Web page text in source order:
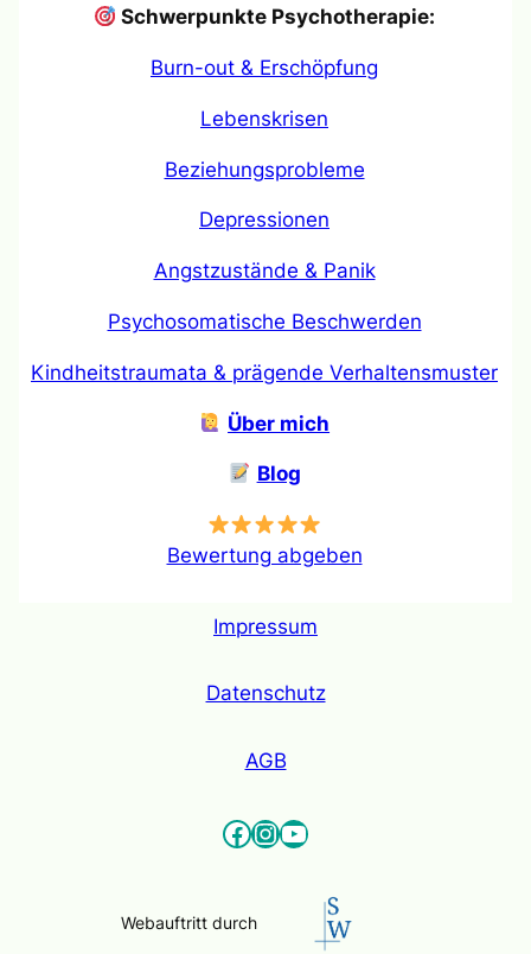
Schwerpunkte Psychotherapie:
Burn-out & Erschöpfung
Lebenskrisen
Beziehungsprobleme
Depressionen
Angstzustände & Panik
Psychosomatische Beschwerden
Kindheitstraumata & prägende Verhaltensmuster
Über mich
Blog
Bewertung abgeben
Impressum
Datenschutz
AGB
Facebook
Instagram
YouTube
Webauftritt durch